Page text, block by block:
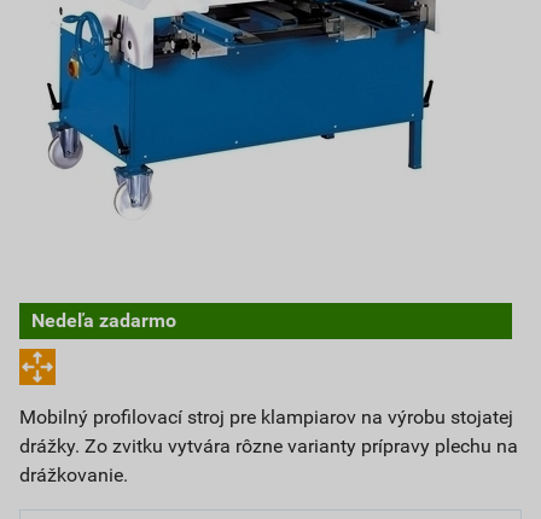
Nedeľa zadarmo
Mobilný profilovací stroj pre klampiarov na výrobu stojatej
drážky. Zo zvitku vytvára rôzne varianty prípravy plechu na
drážkovanie.